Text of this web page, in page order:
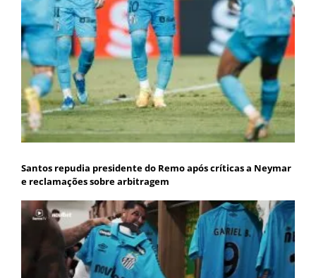
Santos repudia presidente do Remo após críticas a Neymar
e reclamações sobre arbitragem